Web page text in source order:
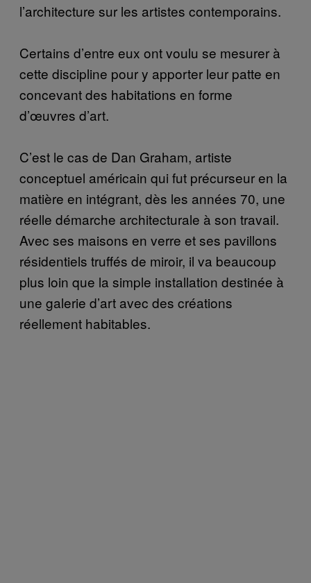
l’architecture sur les artistes contemporains.
Certains d’entre eux ont voulu se mesurer à
cette discipline pour y apporter leur patte en
concevant des habitations en forme
d’œuvres d’art.
C’est le cas de Dan Graham, artiste
conceptuel américain qui fut précurseur en la
matière en intégrant, dès les années 70, une
réelle démarche architecturale à son travail.
Avec ses maisons en verre et ses pavillons
résidentiels truffés de miroir, il va beaucoup
plus loin que la simple installation destinée à
une galerie d’art avec des créations
réellement habitables.